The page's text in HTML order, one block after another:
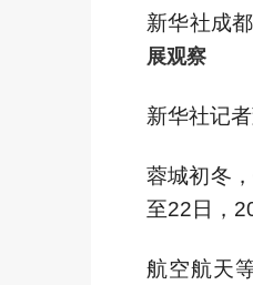
新华社成
展观察
新华社记
蓉城初冬
至22日，
航空航天